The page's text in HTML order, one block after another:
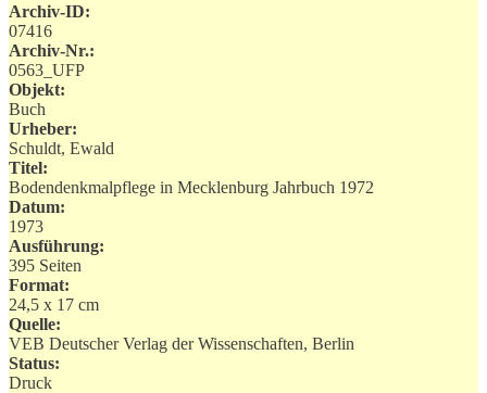
Archiv-ID:
07416
Archiv-Nr.:
0563_UFP
Objekt:
Buch
Urheber:
Schuldt, Ewald
Titel:
Bodendenkmalpflege in Mecklenburg Jahrbuch 1972
Datum:
1973
Ausführung:
395 Seiten
Format:
24,5 x 17 cm
Quelle:
VEB Deutscher Verlag der Wissenschaften, Berlin
Status:
Druck